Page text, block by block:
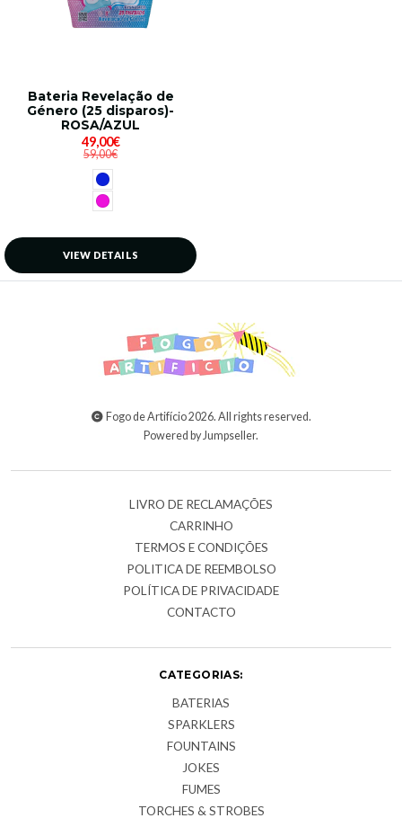
Bateria Revelação de
Género (25 disparos)-
ROSA/AZUL
49,00€
59,00€
VIEW DETAILS
Fogo de Artifício 2026. All rights reserved.
Powered by Jumpseller.
LIVRO DE RECLAMAÇÕES
CARRINHO
TERMOS E CONDIÇÕES
POLITICA DE REEMBOLSO
POLÍTICA DE PRIVACIDADE
CONTACTO
CATEGORIAS:
BATERIAS
SPARKLERS
FOUNTAINS
JOKES
FUMES
TORCHES & STROBES